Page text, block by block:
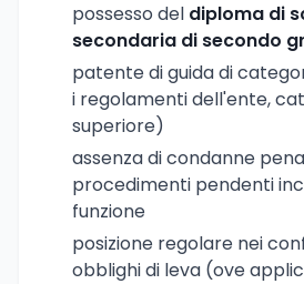
possesso del diploma di
secondaria di secondo
patente di guida di
i regolamenti dell'ente,
superiore)
assenza di condanne
procedimenti pendenti
funzione
posizione regolare nei
obblighi di leva (ove